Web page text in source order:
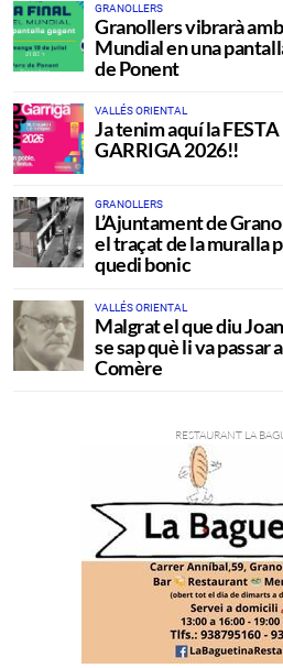
GRANOLLERS
Granollers vibrarà
Mundial en una
de Ponent
VALLÉS ORIENTAL
Ja tenim aquí la
GARRIGA 2026!!
GRANOLLERS
L’Ajuntament de
el traçat de la muralla
quedi bonic
VALLÉS ORIENTAL
Malgrat el que diu
se sap què li va passar
Comère